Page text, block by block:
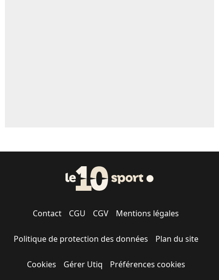
Contact CGU CGV Mentions légales
Politique de protection des données Plan du site
Cookies Gérer Utiq Préférences cookies